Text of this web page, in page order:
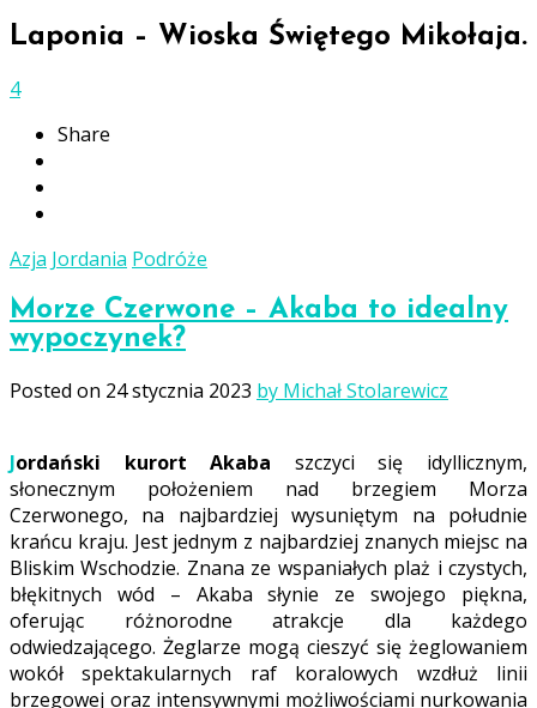
Laponia – Wioska Świętego Mikołaja.
4
Share
Azja Jordania Podróże
Morze Czerwone – Akaba to idealny
wypoczynek?
Posted on 24 stycznia 2023 by Michał Stolarewicz
Jordański kurort Akaba szczyci się idyllicznym,
słonecznym położeniem nad brzegiem Morza
Czerwonego, na najbardziej wysuniętym na południe
krańcu kraju. Jest jednym z najbardziej znanych miejsc na
Bliskim Wschodzie. Znana ze wspaniałych plaż i czystych,
błękitnych wód – Akaba słynie ze swojego piękna,
oferując różnorodne atrakcje dla każdego
odwiedzającego. Żeglarze mogą cieszyć się żeglowaniem
wokół spektakularnych raf koralowych wzdłuż linii
brzegowej oraz intensywnymi możliwościami nurkowania